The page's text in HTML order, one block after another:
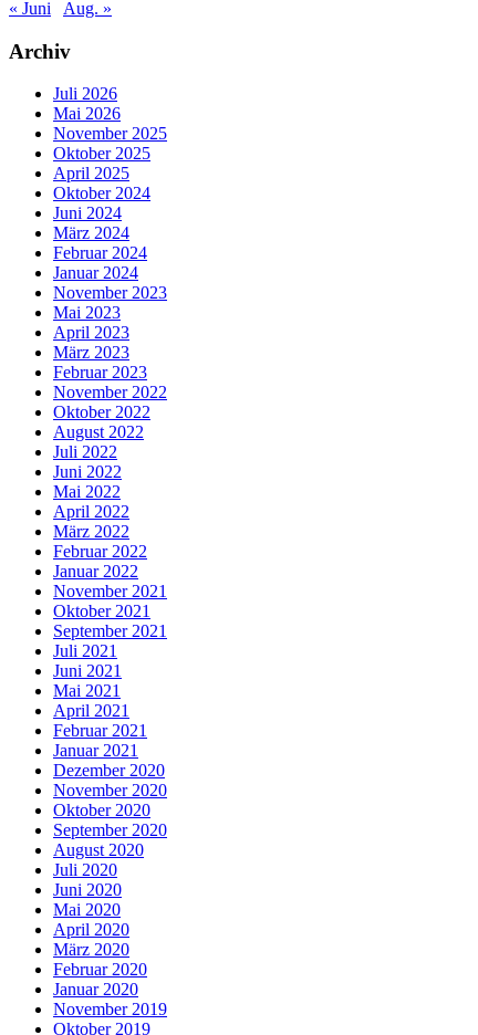
« Juni
Aug. »
Archiv
Juli 2026
Mai 2026
November 2025
Oktober 2025
April 2025
Oktober 2024
Juni 2024
März 2024
Februar 2024
Januar 2024
November 2023
Mai 2023
April 2023
März 2023
Februar 2023
November 2022
Oktober 2022
August 2022
Juli 2022
Juni 2022
Mai 2022
April 2022
März 2022
Februar 2022
Januar 2022
November 2021
Oktober 2021
September 2021
Juli 2021
Juni 2021
Mai 2021
April 2021
Februar 2021
Januar 2021
Dezember 2020
November 2020
Oktober 2020
September 2020
August 2020
Juli 2020
Juni 2020
Mai 2020
April 2020
März 2020
Februar 2020
Januar 2020
November 2019
Oktober 2019